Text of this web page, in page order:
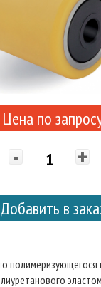
Цена по
- +
Добавить в
полимеризующегося